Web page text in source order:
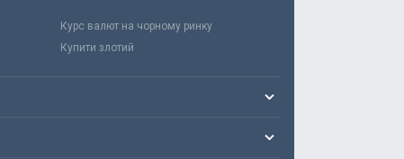
Курс валют на чорному ринку
Купити злотий